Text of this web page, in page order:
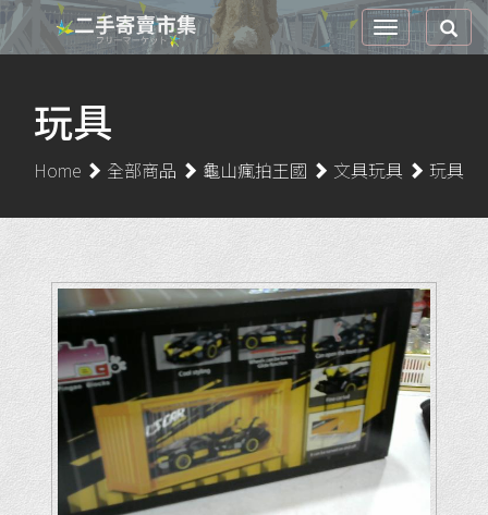
玩具
Home 全部商品 龜山瘋拍王國 文具玩具 玩具